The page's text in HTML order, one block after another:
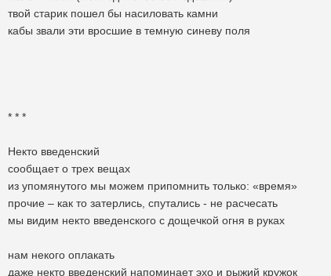
твой старик пошел бы насиловать камни
кабы звали эти вросшие в темную синеву поля
* * *
Некто введенский
сообщает о трех вещах
из упомянутого мы можем припомнить только: «время»
прочие – как то затерлись, спутались - не расчесать
мы видим некто введенского с дощечкой огня в руках
нам некого оплакать
даже некто введенский напоминает эхо и рыжий кружок